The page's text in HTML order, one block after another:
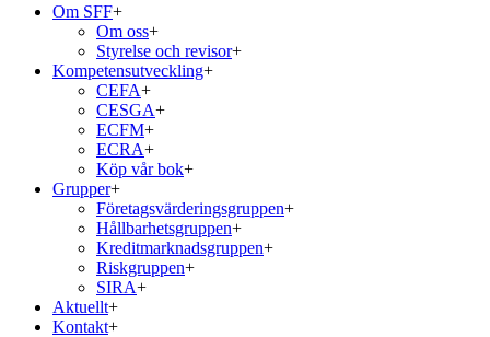
Om SFF+
Om oss+
Styrelse och revisor+
Kompetensutveckling+
CEFA+
CESGA+
ECFM+
ECRA+
Köp vår bok+
Grupper+
Företagsvärderingsgruppen+
Hållbarhetsgruppen+
Kreditmarknadsgruppen+
Riskgruppen+
SIRA+
Aktuellt+
Kontakt+